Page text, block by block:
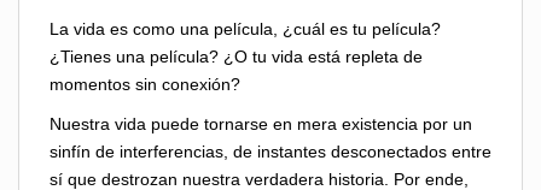
La vida es como una película, ¿cuál es tu película?
¿Tienes una película? ¿O tu vida está repleta de
momentos sin conexión?
Nuestra vida puede tornarse en mera existencia por un
sinfín de interferencias, de instantes desconectados entre
sí que destrozan nuestra verdadera historia. Por ende,